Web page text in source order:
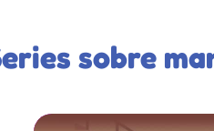
sobre